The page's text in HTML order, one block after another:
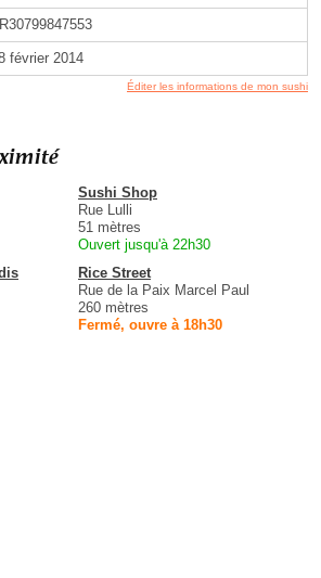
février 2014
Éditer les informations de mon sushi
Sushi Shop
Rue Lulli
51 mètres
Ouvert jusqu'à 22h30
Rice Street
Rue de la Paix Marcel Paul
260 mètres
Fermé, ouvre à 18h30